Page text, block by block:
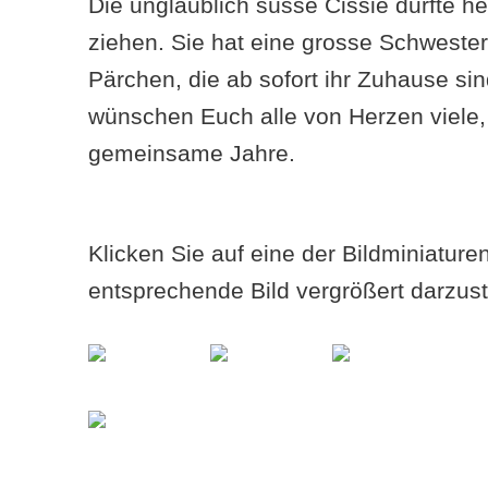
ziehen. Sie hat eine grosse
Pärchen, die ab sofort ihr Zuhause
wünschen Euch alle von Herzen
gemeinsame Jahre.
Klicken Sie auf eine der
entsprechende Bild vergrößert